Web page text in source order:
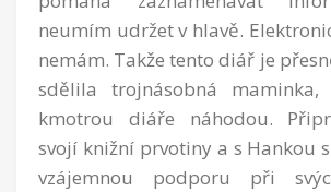
neumím udržet v hlavě.
nemám. Takže tento diář je
sdělila trojnásobná maminka,
kmotrou diáře náhodou.
svojí knižní prvotiny a s Hankou
vzájemnou podporu při